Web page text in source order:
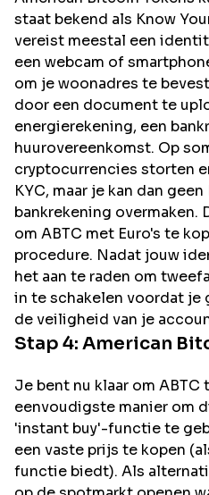
staat bekend als Know
vereist meestal een
een webcam of
om je woonadres te
door een document te
energierekening, een
huurovereenkomst. Op
cryptocurrencies storten
KYC, maar je kan dan geen
bankrekening overmaken.
om ABTC met Euro's te
procedure. Nadat jouw
het aan te raden om
in te schakelen voordat
de veiligheid van je
Stap 4: American
Je bent nu klaar om ABTC
eenvoudigste manier om
'instant buy'-functie te
een vaste prijs te kopen
functie biedt). Als